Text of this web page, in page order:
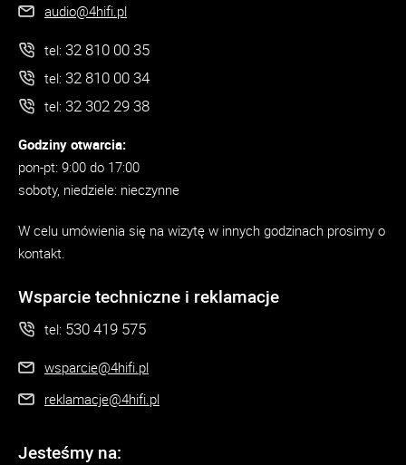
audio@4hifi.pl
tel: 32 810 00 35
tel: 32 810 00 34
tel: 32 302 29 38
Godziny otwarcia:
pon-pt: 9:00 do 17:00
soboty, niedziele: nieczynne
W celu umówienia się na wizytę w innych godzinach prosimy o
kontakt.
Wsparcie techniczne i reklamacje
tel: 530 419 575
wsparcie@4hifi.pl
reklamacje@4hifi.pl
Jesteśmy na: